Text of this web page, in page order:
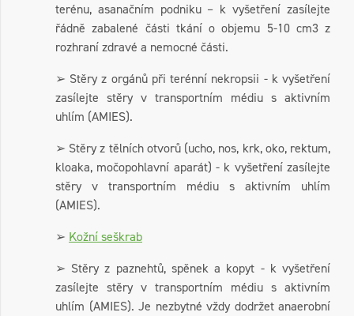
terénu, asanačním podniku – k vyšetření zasílejte
řádně zabalené části tkání o objemu 5-10 cm3 z
rozhraní zdravé a nemocné části.
➢ Stěry z orgánů při terénní nekropsii - k vyšetření
zasílejte stěry v transportním médiu s aktivním
uhlím (AMIES).
➢ Stěry z tělních otvorů (ucho, nos, krk, oko, rektum,
kloaka, močopohlavní aparát) - k vyšetření zasílejte
stěry v transportním médiu s aktivním uhlím
(AMIES).
➢ Kožní seškrab
➢ Stěry z paznehtů, spěnek a kopyt - k vyšetření
zasílejte stěry v transportním médiu s aktivním
uhlím (AMIES). Je nezbytné vždy dodržet anaerobní